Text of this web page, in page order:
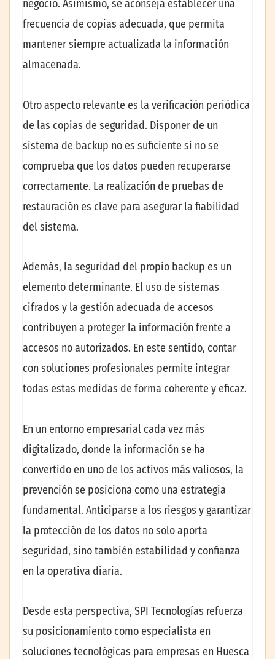
negocio. Asimismo, se aconseja establecer una
frecuencia de copias adecuada, que permita
mantener siempre actualizada la información
almacenada.
Otro aspecto relevante es la verificación periódica
de las copias de seguridad. Disponer de un
sistema de backup no es suficiente si no se
comprueba que los datos pueden recuperarse
correctamente. La realización de pruebas de
restauración es clave para asegurar la fiabilidad
del sistema.
Además, la seguridad del propio backup es un
elemento determinante. El uso de sistemas
cifrados y la gestión adecuada de accesos
contribuyen a proteger la información frente a
accesos no autorizados. En este sentido, contar
con soluciones profesionales permite integrar
todas estas medidas de forma coherente y eficaz.
En un entorno empresarial cada vez más
digitalizado, donde la información se ha
convertido en uno de los activos más valiosos, la
prevención se posiciona como una estrategia
fundamental. Anticiparse a los riesgos y garantizar
la protección de los datos no solo aporta
seguridad, sino también estabilidad y confianza
en la operativa diaria.
Desde esta perspectiva, SPI Tecnologías refuerza
su posicionamiento como especialista en
soluciones tecnológicas para empresas en Huesca